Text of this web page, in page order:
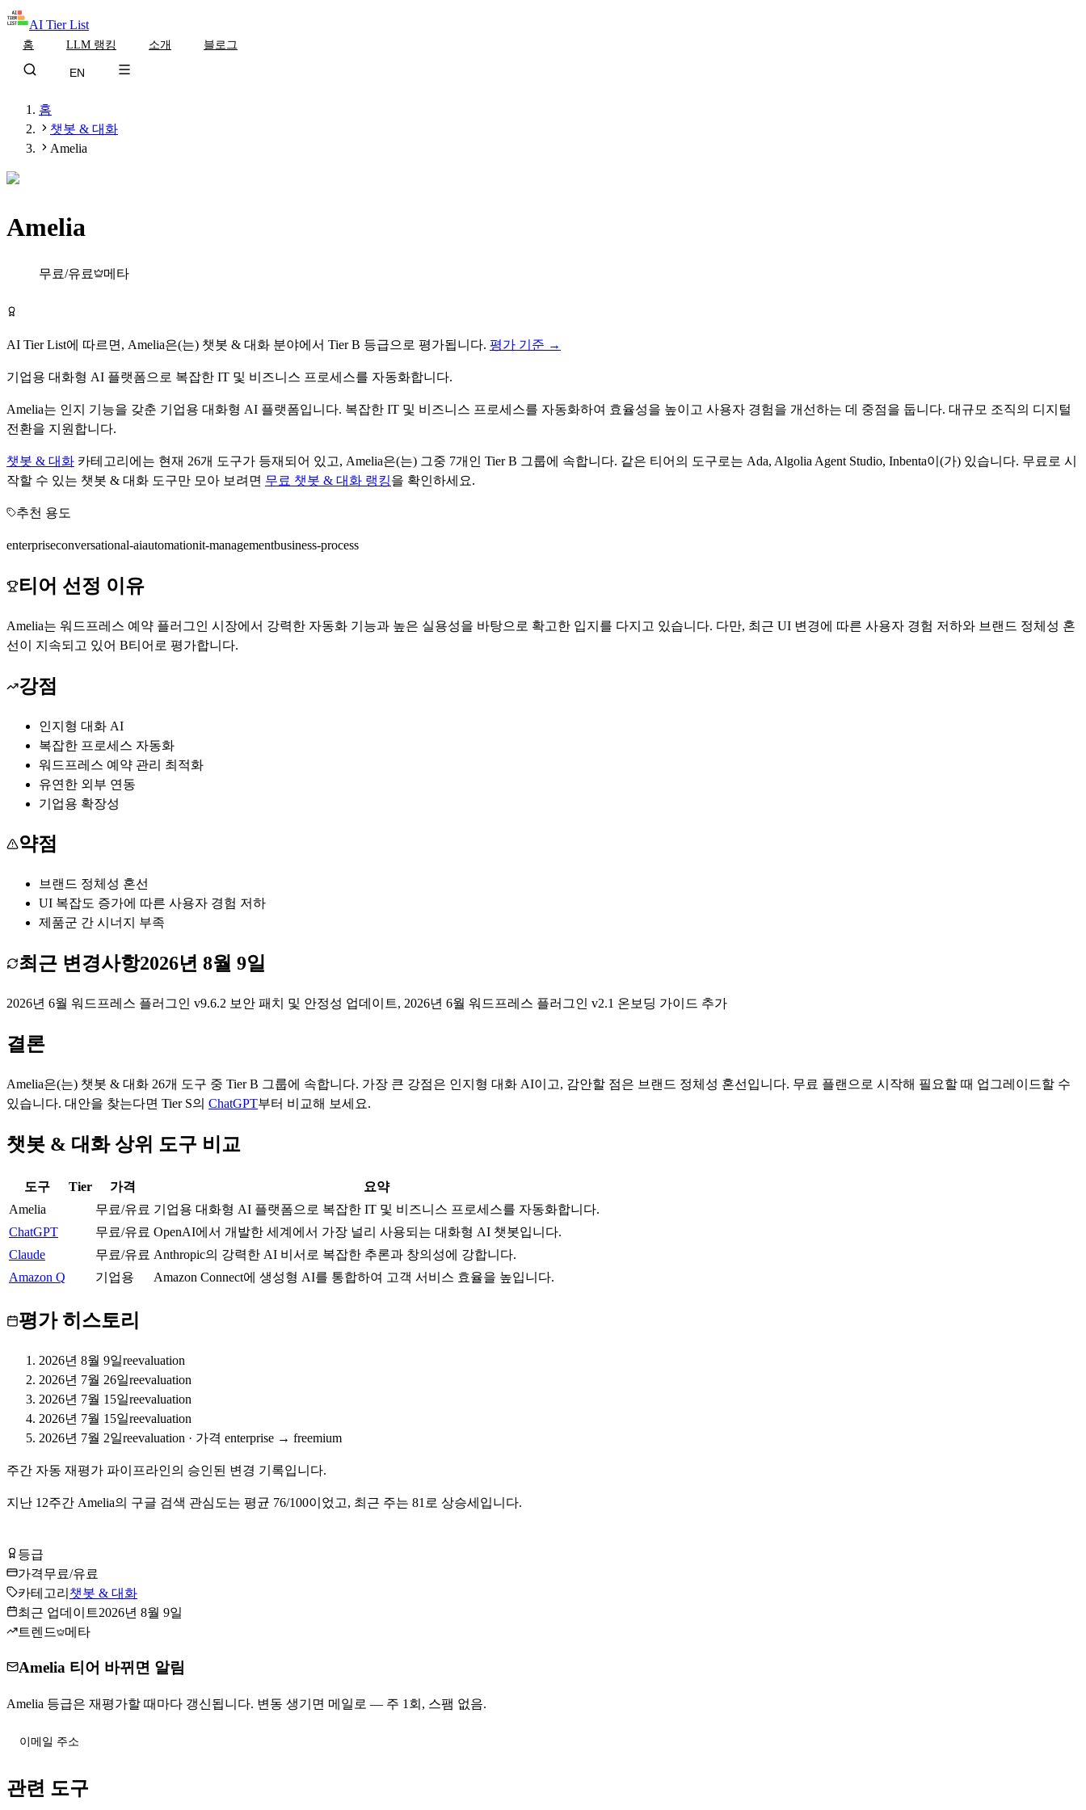
AI Tier List
홈 LLM 랭킹 소개 블로그
EN
홈
챗봇 & 대화
Amelia
Amelia
무료/유료 메타
AI Tier List에 따르면, Amelia은(는) 챗봇 & 대화 분야에서 TierB 등급으로 평가됩니다. 평가 기준 →
기업용 대화형 AI 플랫폼으로 복잡한 IT 및 비즈니스 프로세스를 자동화합니다.
Amelia는 인지 기능을 갖춘 기업용 대화형 AI 플랫폼입니다. 복잡한 IT 및 비즈니스 프로세스를 자동화하여 효율성을 높이고 사용자 경험을 개선하는 데 중점을 둡니다. 대규모 조직의 디지털
전환을 지원합니다.
챗봇 & 대화 카테고리에는 현재 26개 도구가 등재되어 있고, Amelia은(는) 그중 7개인 TierB 그룹에 속합니다. 같은 티어의 도구로는 Ada, Algolia Agent Studio, Inbenta이(가) 있습니다. 무료로 시
작할 수 있는 챗봇 & 대화 도구만 모아 보려면 무료 챗봇 & 대화 랭킹을 확인하세요.
추천 용도
enterpriseconversational-aiautomationit-managementbusiness-process
티어 선정 이유
Amelia는 워드프레스 예약 플러그인 시장에서 강력한 자동화 기능과 높은 실용성을 바탕으로 확고한 입지를 다지고 있습니다. 다만, 최근 UI 변경에 따른 사용자 경험 저하와 브랜드 정체성 혼
선이 지속되고 있어 B티어로 평가합니다.
강점
인지형 대화 AI
복잡한 프로세스 자동화
워드프레스 예약 관리 최적화
유연한 외부 연동
기업용 확장성
약점
브랜드 정체성 혼선
UI 복잡도 증가에 따른 사용자 경험 저하
제품군 간 시너지 부족
최근 변경사항2026년 8월 9일
2026년 6월 워드프레스 플러그인 v9.6.2 보안 패치 및 안정성 업데이트, 2026년 6월 워드프레스 플러그인 v2.1 온보딩 가이드 추가
결론
Amelia은(는) 챗봇 & 대화 26개 도구 중 TierB 그룹에 속합니다. 가장 큰 강점은 인지형 대화 AI이고, 감안할 점은 브랜드 정체성 혼선 입니다. 무료 플랜으로 시작해 필요할 때 업그레이드할 수
있습니다. 대안을 찾는다면 Tier S의 ChatGPT부터 비교해 보세요.
챗봇 & 대화 상위 도구 비교
도구 Tier 가격
요약
Amelia
무료/유료 기업용 대화형 AI 플랫폼으로 복잡한 IT 및 비즈니스 프로세스를 자동화합니다.
ChatGPT
무료/유료 OpenAI에서 개발한 세계에서 가장 널리 사용되는 대화형 AI 챗봇입니다.
Claude
무료/유료 Anthropic의 강력한 AI 비서로 복잡한 추론과 창의성에 강합니다.
Amazon Q
기업용 Amazon Connect에 생성형 AI를 통합하여 고객 서비스 효율을 높입니다.
평가 히스토리
2026년 8월 9일reevaluation
2026년 7월 26일reevaluation
2026년 7월 15일reevaluation
2026년 7월 15일reevaluation
2026년 7월 2일reevaluation · 가격 enterprise → freemium
주간 자동 재평가 파이프라인의 승인된 변경 기록입니다.
지난 12주간 Amelia의 구글 검색 관심도는 평균 76/100이었고, 최근 주는 81 로 상승세입니다.
등급
가격무료/유료
카테고리 챗봇 & 대화
최근 업데이트2026년 8월 9일
트렌드
메타
Amelia 티어 바뀌면 알림
Amelia 등급은 재평가할 때마다 갱신됩니다. 변동 생기면 메일로 — 주 1회, 스팸 없음.
관련 도구